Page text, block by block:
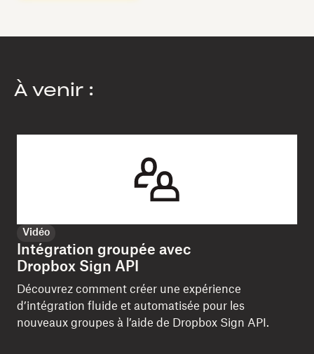
À venir :
Vidéo
Intégration groupée avec
Dropbox Sign API
Découvrez comment créer une expérience
d’intégration fluide et automatisée pour les
nouveaux groupes à l’aide de Dropbox Sign API.